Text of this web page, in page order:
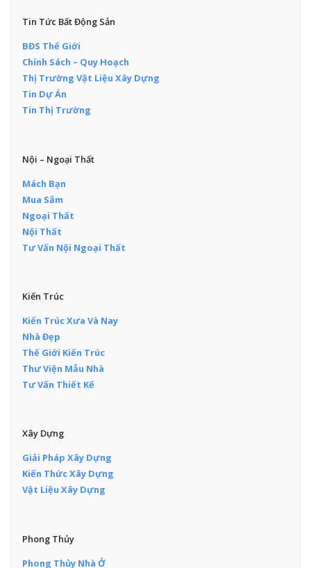
Tin Tức Bất Động Sản
BĐS Thế Giới
Chính Sách – Quy Hoạch
Thị Trường Vật Liệu Xây Dựng
Tin Dự Án
Tin Thị Trường
Nội – Ngoại Thất
Mách Bạn
Mua Sắm
Ngoại Thất
Nội Thất
Tư Vấn Nội Ngoại Thất
Kiến Trúc
Kiến Trúc Xưa Và Nay
Nhà Đẹp
Thế Giới Kiến Trúc
Thư Viện Mẫu Nhà
Tư Vấn Thiết Kế
Xây Dựng
Giải Pháp Xây Dựng
Kiến Thức Xây Dựng
Vật Liệu Xây Dựng
Phong Thủy
Phong Thủy Nhà Ở